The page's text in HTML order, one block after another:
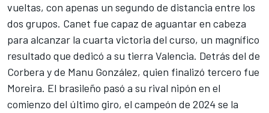
vueltas, con apenas un segundo de distancia entre los
dos grupos. Canet fue capaz de aguantar en cabeza
para alcanzar la cuarta victoria del curso, un magnífico
resultado que dedicó a su tierra Valencia. Detrás del de
Corbera y de Manu González, quien finalizó tercero fue
Moreira. El brasileño pasó a su rival nipón en el
comienzo del último giro, el campeón de 2024 se la